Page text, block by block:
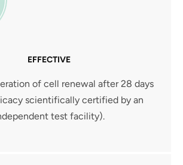
EFFECTIVE
of cell renewal after 28 days
scientifically certified by an
test facility).